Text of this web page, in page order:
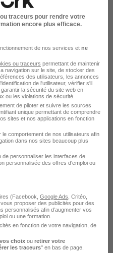
Comptes -
il y a 25 jours
H/F
traceurs pour rendre votre
encore plus efficace.
de nos services et ne
ou traceurs permettant de maintenir
navigation sur le site, de stocker des
des utilisateurs, les annonces
de l'utilisateur, vérifier s'il
la sécurité du site web en
ou les violations de sécurité.
de piloter et suivre les sources
unique permettant de comprendre
sites et nos applications en fonction
le comportement de nos utilisateurs afin
dans nos sites beaucoup plus
personnaliser les interfaces de
personnalisée des offres d'emploi ou
(Facebook, Google Ads , Critéo,
proposer des publicités pour des
personnalisés afin d’augmenter vos
ou une formation.
en fonction de votre navigation, de
choix ou retirer votre
les traceurs" en bas de page.